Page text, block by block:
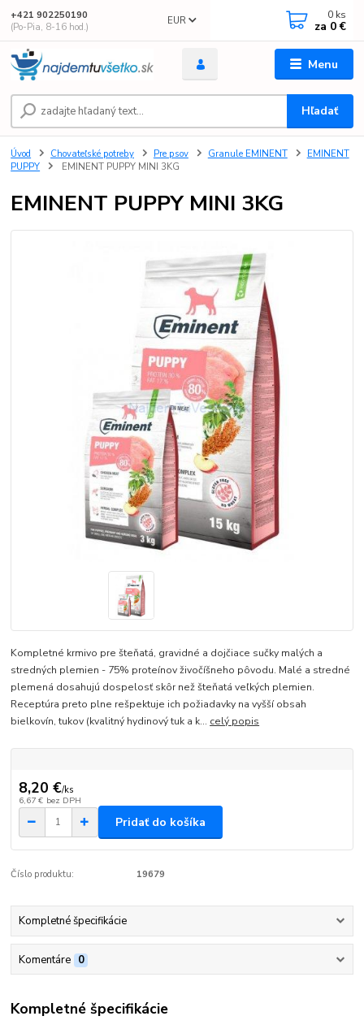
Menu
EUR
Hľadať
+421 902250190
(Po-Pia, 8-16 hod.)
0 ks
za 0 €
Úvod Chovateľské potreby Pre psov Granule EMINENT
EMINENT
PUPPY
EMINENT PUPPY MINI 3KG
EMINENT PUPPY MINI 3KG
Kompletné krmivo pre šteňatá, gravidné a dojčiace sučky malých a
stredných plemien - 75% proteínov živočíšneho pôvodu. Malé a stredné
plemená dosahujú dospelosť skôr než šteňatá veľkých plemien.
Receptúra preto plne rešpektuje ich požiadavky na vyšší obsah
bielkovín, tukov (kvalitný hydinový tuk a k... celý popis
8,20 €/ks
6,67 € bez DPH
Pridať do košíka
Číslo produktu: 19679
Kompletné špecifikácie
Komentáre 0
Kompletné špecifikácie